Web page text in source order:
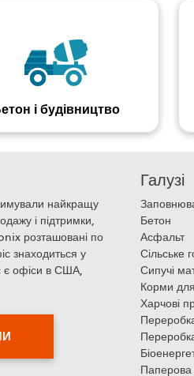
і будівництво
найкращу
і підтримки,
розташовані по
знаходиться у
є офіси в США,
Галузі
Бетон
Асфальт
Сільське
Сипучі
Корми
Харчові